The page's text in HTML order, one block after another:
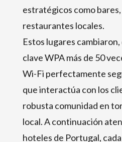
estratégicos como
restaurantes locales.
Estos lugares
clave WPA más de 50
Wi-Fi perfectamente
que interactúa con los
robusta comunidad en
local. A continuación
hoteles de Portugal,